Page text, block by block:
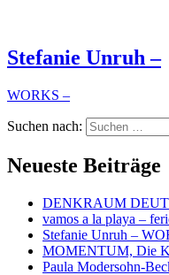
Stefanie Unruh –
WORKS –
Suchen nach:
Neueste Beiträge
DENKRAUM
vamos a la playa –
Stefanie Unruh –
MOMENTUM, Die
Paula Modersohn-